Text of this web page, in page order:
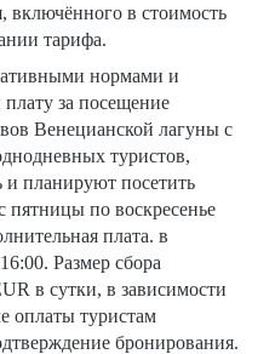
в стоимость
тарифа.
нормами и
за посещение
Венецианской лагуны с
туристов,
и планируют посетить
пятницы по воскресенье
плата. в
Размер сбора
в сутки, в зависимости
оплаты туристам
бронирования.